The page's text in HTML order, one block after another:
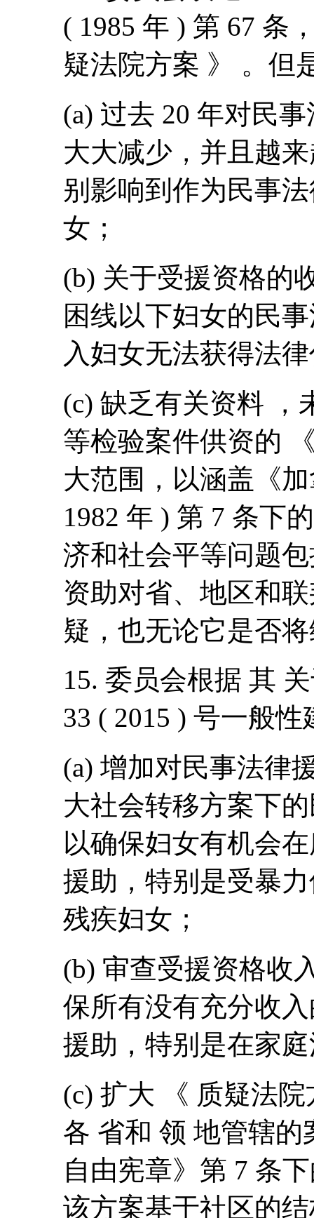
( 1985 年 ) 第 67 条
疑法院方案 》 。但
(a) 过去 20 年对民
大大减少，并且越
别影响到作为民事
女；
(b) 关于受援资格的
困线以下妇女的民
入妇女无法获得法
(c) 缺乏有关资料 ，
等检验案件供资的
大范围，以涵盖《
1982 年 ) 第 7 条下
济和社会平等问题
资助对省、地区和
疑，也无论它是否
15. 委员会根据 其
33 ( 2015 ) 号一般
(a) 增加对民事法律
大社会转移方案下
以确保妇女有机会
援助，特别是受暴
残疾妇女；
(b) 审查受援资格收
保所有没有充分收
援助，特别是在家
(c) 扩大 《 质疑法
各 省和 领 地管辖
自由宪章》第 7 条
该方案基于社区的